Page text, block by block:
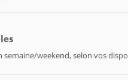
semaine/weekend, selon vos